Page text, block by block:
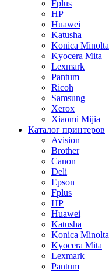
Fplus
HP
Huawei
Katusha
Konica Minolta
Kyocera Mita
Lexmark
Pantum
Ricoh
Samsung
Xerox
Xiaomi Mijia
Каталог принтеров
Avision
Brother
Canon
Deli
Epson
Fplus
HP
Huawei
Katusha
Konica Minolta
Kyocera Mita
Lexmark
Pantum